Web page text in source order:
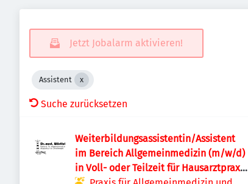
Jetzt Jobalarm aktivieren!
Assistent
Suche zurücksetzen
Weiterbildungsassistentin/Assistent
im Bereich Allgemeinmedizin (m/w/d)
in Voll- oder Teilzeit für Hausarztpraxis